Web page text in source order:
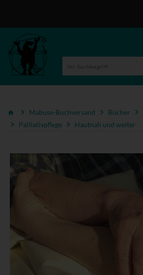
Mabuse-Buchversand Bücher
Palliativpflege
Hautnah und weiter